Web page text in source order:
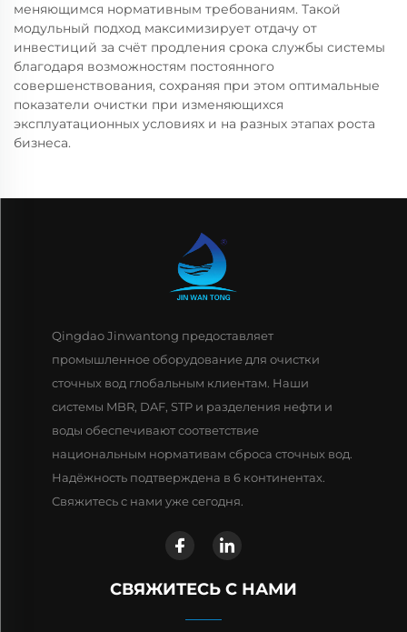
меняющимся нормативным требованиям. Такой
модульный подход максимизирует отдачу от
инвестиций за счёт продления срока службы системы
благодаря возможностям постоянного
совершенствования, сохраняя при этом оптимальные
показатели очистки при изменяющихся
эксплуатационных условиях и на разных этапах роста
бизнеса.
Qingdao Jinwantong предоставляет
промышленное оборудование для очистки
сточных вод глобальным клиентам. Наши
системы MBR, DAF, STP и разделения нефти и
воды обеспечивают соответствие
национальным нормативам сброса сточных вод.
Надёжность подтверждена в 6 континентах.
Свяжитесь с нами уже сегодня.
СВЯЖИТЕСЬ С НАМИ